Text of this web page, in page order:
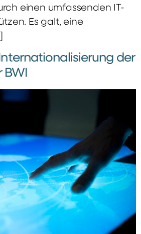
einen umfassenden IT-
Es galt, eine
der
BWI